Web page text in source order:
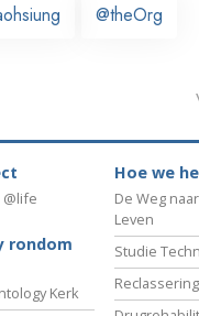
@theOrg
rondom
Kerk
Hoe we
De Weg
Leven
Studie